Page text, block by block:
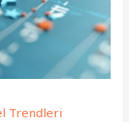
Trendleri